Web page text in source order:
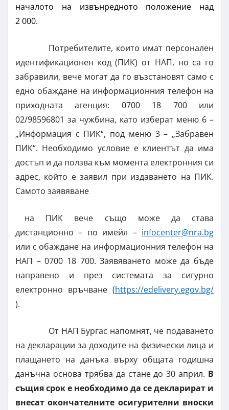
началото на извънредното положение над
2 000.
Потребителите, които имат персонален
идентификационен код (ПИК) от НАП, но са го
забравили, вече могат да го възстановят само с
едно обаждане на информационния телефон на
приходната агенция: 0700 18 700 или
02/98596801 за чужбина, като изберат меню 6 –
„Информация с ПИК“, под меню 3 – „Забравен
ПИК“. Необходимо условие е клиентът да има
достъп и да ползва към момента електронния си
адрес, който е заявил при издаването на ПИК.
Самото заявяване
на ПИК вече също може да става
дистанционно – по имейл – infocenter@nra.bg
или с обаждане на информационния телефон на
НАП – 0700 18 700. Заявяването може да бъде
направено и през системата за сигурно
електронно връчване (https://edelivery.egov.bg/
).
От НАП Бургас напомнят, че подаването
на декларации за доходите на физически лица и
плащането на данъка върху общата годишна
данъчна основа трябва да стане до 30 април. В
същия срок е необходимо да се декларират и
внесат окончателните осигурителни вноски